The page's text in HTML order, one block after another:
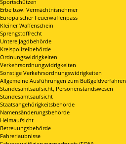
Sportschützen
Erbe bzw. Vermächtnisnehmer
Europäischer Feuerwaffenpass
Kleiner Waffenschein
Sprengstoffrecht
Untere Jagdbehörde
Kreispolizeibehörde
Ordnungswidrigkeiten
Verkehrsordnungwidrigkeiten
Sonstige Verkehrsordnungswidrigkeiten
Allgemeine Ausführungen zum Bußgeldverfahren
Standesamtsaufsicht, Personenstandswesen
Standesamtsaufsicht
Staatsangehörigkeitsbehörde
Namensänderungsbehörde
Heimaufsicht
Betreuungsbehörde
Fahrerlaubnisse